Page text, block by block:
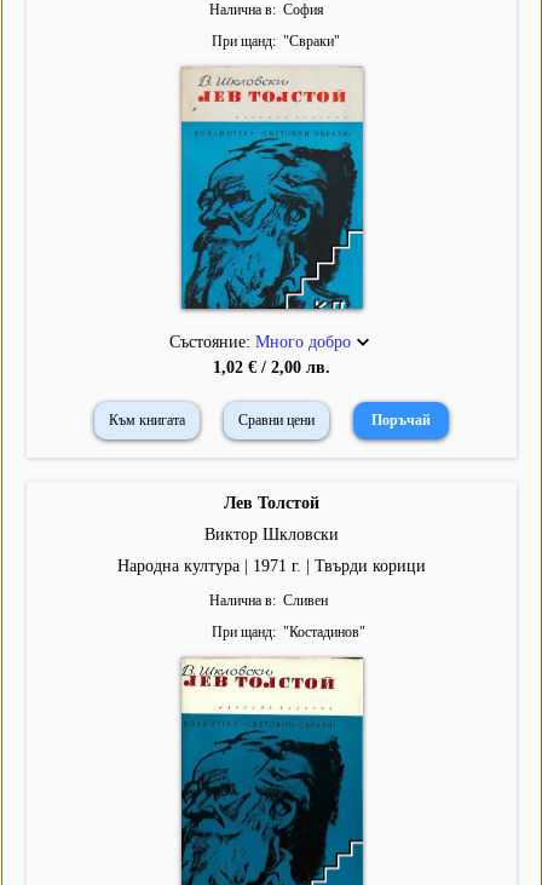
Налична в
София
При щанд
"Свраки"
Състояние: Много добро
1,02 € / 2,00 лв.
Към книгата Сравни цени
Лев Толстой
Виктор Шкловски
Народна култура | 1971 г. | Твърди корици
Налична в
Сливен
При щанд
"Костадинов"